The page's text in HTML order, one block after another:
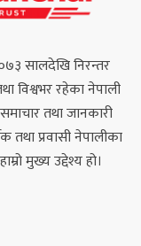
सालदेखि निरन्तर
विश्वभर रहेका नेपाली
तथा जानकारी
तथा प्रवासी नेपालीका
मुख्य उद्देश्य हो।